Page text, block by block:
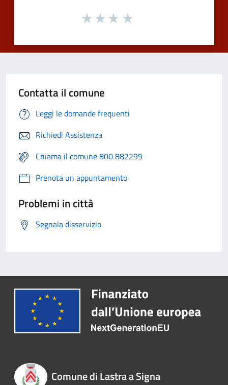
Contatta il comune
Leggi le domande frequenti
Richiedi Assistenza
Chiama il comune 800 882299
Prenota un appuntamento
Problemi in città
Segnala disservizio
Comune di Lastra a Signa